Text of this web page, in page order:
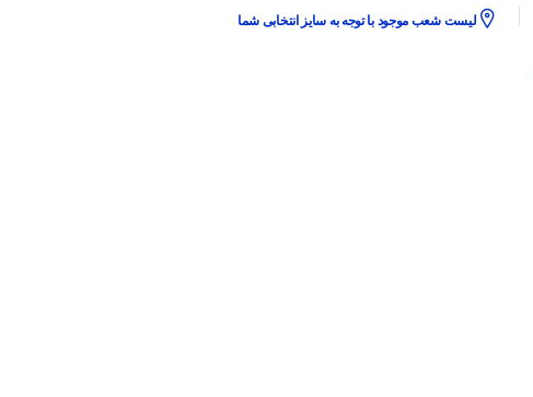
لیست شعب موجود با توجه به سایز انتخابی شما